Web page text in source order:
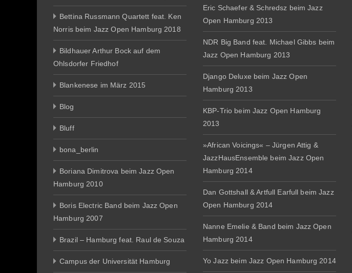
Bettina Russmann Quartett feat. Ken
Norris beim Jazz Open Hamburg 2018
Bildhauer Arthur Bock auf dem
Ohlsdorfer Friedhof
Blankenese im März 2015
Blog
Bluff
bona_berlin
Boriana Dimitrova beim Jazz Open
Hamburg 2010
Boris Electric Band beim Jazz Open
Hamburg 2007
Brazil – Hamburg feat. Raul de Souza
Campus der Universität Hamburg
Eric Schaefer & Schredsz beim Jazz
Open Hamburg 2013
NDR Big Band feat. Michael Gibbs beim
Jazz Open Hamburg 2013
Django Deluxe beim Jazz Open
Hamburg 2013
KBP-Trio beim Jazz Open Hamburg
2013
»African Voicings« – Jürgen Attig &
JazzHausEnsemble beim Jazz Open
Hamburg 2014
Dan Gottshall & Artfull Earfull beim Jazz
Open Hamburg 2014
Nanne Emelie & Band beim Jazz Open
Hamburg 2014
Yo Jazz beim Jazz Open Hamburg 2014